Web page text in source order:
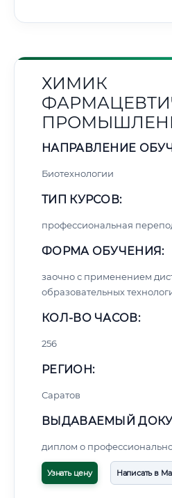
ХИМИК
НАПРАВЛЕНИЕ
Биотехнологии
ТИП КУРСОВ:
профессиональная
ФОРМА ОБУЧЕНИЯ:
заочно с применением
образовательных
КОЛ-ВО ЧАСОВ:
256
РЕГИОН:
Саратов
ВЫДАВАЕМЫЙ
диплом о
Узнать цену Написать в